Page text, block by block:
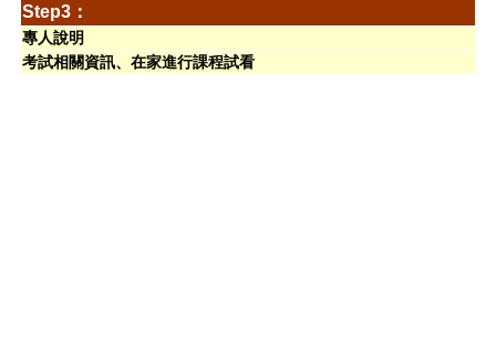
Step3：
專人說明
考試相關資訊、在家進行課程試看